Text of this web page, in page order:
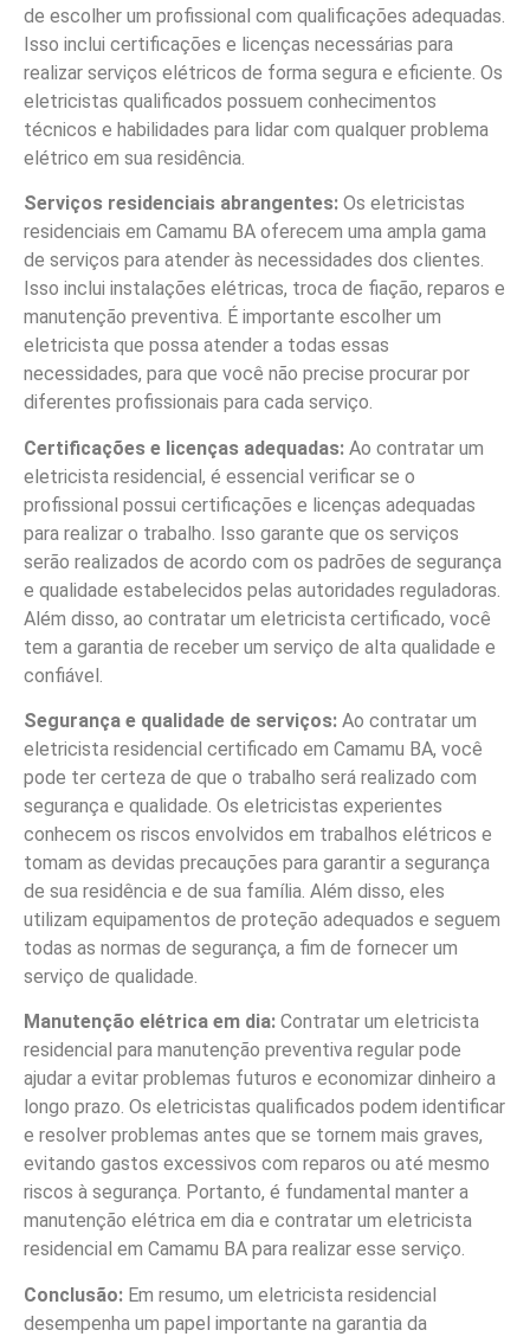
de escolher um profissional com qualificações adequadas.
Isso inclui certificações e licenças necessárias para
realizar serviços elétricos de forma segura e eficiente. Os
eletricistas qualificados possuem conhecimentos
técnicos e habilidades para lidar com qualquer problema
elétrico em sua residência.
Serviços residenciais abrangentes: Os eletricistas
residenciais em Camamu BA oferecem uma ampla gama
de serviços para atender às necessidades dos clientes.
Isso inclui instalações elétricas, troca de fiação, reparos e
manutenção preventiva. É importante escolher um
eletricista que possa atender a todas essas
necessidades, para que você não precise procurar por
diferentes profissionais para cada serviço.
Certificações e licenças adequadas: Ao contratar um
eletricista residencial, é essencial verificar se o
profissional possui certificações e licenças adequadas
para realizar o trabalho. Isso garante que os serviços
serão realizados de acordo com os padrões de segurança
e qualidade estabelecidos pelas autoridades reguladoras.
Além disso, ao contratar um eletricista certificado, você
tem a garantia de receber um serviço de alta qualidade e
confiável.
Segurança e qualidade de serviços: Ao contratar um
eletricista residencial certificado em Camamu BA, você
pode ter certeza de que o trabalho será realizado com
segurança e qualidade. Os eletricistas experientes
conhecem os riscos envolvidos em trabalhos elétricos e
tomam as devidas precauções para garantir a segurança
de sua residência e de sua família. Além disso, eles
utilizam equipamentos de proteção adequados e seguem
todas as normas de segurança, a fim de fornecer um
serviço de qualidade.
Manutenção elétrica em dia: Contratar um eletricista
residencial para manutenção preventiva regular pode
ajudar a evitar problemas futuros e economizar dinheiro a
longo prazo. Os eletricistas qualificados podem identificar
e resolver problemas antes que se tornem mais graves,
evitando gastos excessivos com reparos ou até mesmo
riscos à segurança. Portanto, é fundamental manter a
manutenção elétrica em dia e contratar um eletricista
residencial em Camamu BA para realizar esse serviço.
Conclusão: Em resumo, um eletricista residencial
desempenha um papel importante na garantia da